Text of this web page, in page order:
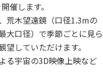
催します。
荒木望遠鏡（口径1.3mの
大口径）で季節ごとに見ら
していただけます。
る宇宙の3D映像上映など